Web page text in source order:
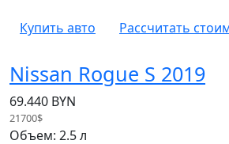
Купить авто Рассчитать
Nissan Rogue S 2019
69.440 BYN
21700$
Объем: 2.5 л